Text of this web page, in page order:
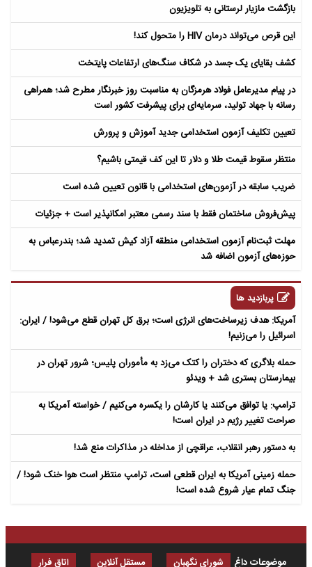
بازگشت مازیار لرستانی به تلویزیون
این قرص می‌تواند درمان HIV را متحول کند!
کشف بقایای یک جسد در شکاف سنگ‌های ارتفاعات پایتخت
در پیام مدیرعامل فولاد هرمزگان به مناسبت روز خبرنگار مطرح شد؛ همراهی
رسانه با جهاد تولید، سرمایه‌ای برای پیشرفت کشور است
تعیین تکلیف آزمون استخدامی جدید آموزش و پرورش
منتظر سقوط قیمت طلا و دلار تا این کف قیمتی باشیم؟
ضریب سابقه در آزمون‌های استخدامی با قانون تعیین شده است
پیش‌فروش ساختمان فقط با سند رسمی معتبر امکانپذیر است + جزئیات
مهلت ثبت‌نام آزمون استخدامی منطقه آزاد کیش تمدید شد؛ بندرعباس به
حوزه‌های آزمون اضافه شد
پربازدید ها
آمریکا: هدف زیرساخت‌های انرژی است؛ برق کل تهران قطع می‌شود! / ایران:
اسرائیل را می‌زنیم!
حمله بلاگری که دختران را کتک می‌زد به مأموران پلیس؛ شرور تهران در
بیمارستان بستری شد + ویدئو
ترامپ: یا توافق می‌کنند یا کارشان را یکسره می‌کنیم / خواسته آمریکا به
صراحت تغییر رژیم در ایران است!
به دستور رهبر انقلاب، عراقچی از مداخله در مذاکرات منع شد!
حمله زمینی آمریکا به ایران قطعی است، ترامپ منتظر است هوا خنک شود! /
جنگ تمام عیار شروع شده است!
موضوعات داغ شورای نگهبان مستقل آنلاین اتاق فرار